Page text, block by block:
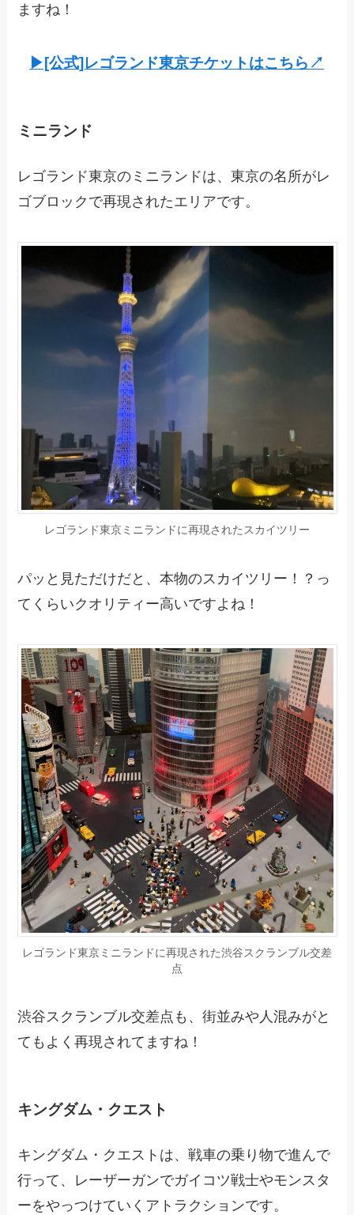
ますね！
▶︎[公式]レゴランド東京チケットはこちら↗︎
ミニランド
レゴランド東京のミニランドは、東京の名所がレ
ゴブロックで再現されたエリアです。
レゴランド東京ミニランドに再現されたスカイツリー
パッと見ただけだと、本物のスカイツリー！？っ
てくらいクオリティー高いですよね！
レゴランド東京ミニランドに再現された渋谷スクランブル交差
点
渋谷スクランブル交差点も、街並みや人混みがと
てもよく再現されてますね！
キングダム・クエスト
キングダム・クエストは、戦車の乗り物で進んで
行って、レーザーガンでガイコツ戦士やモンスタ
ーをやっつけていくアトラクションです。